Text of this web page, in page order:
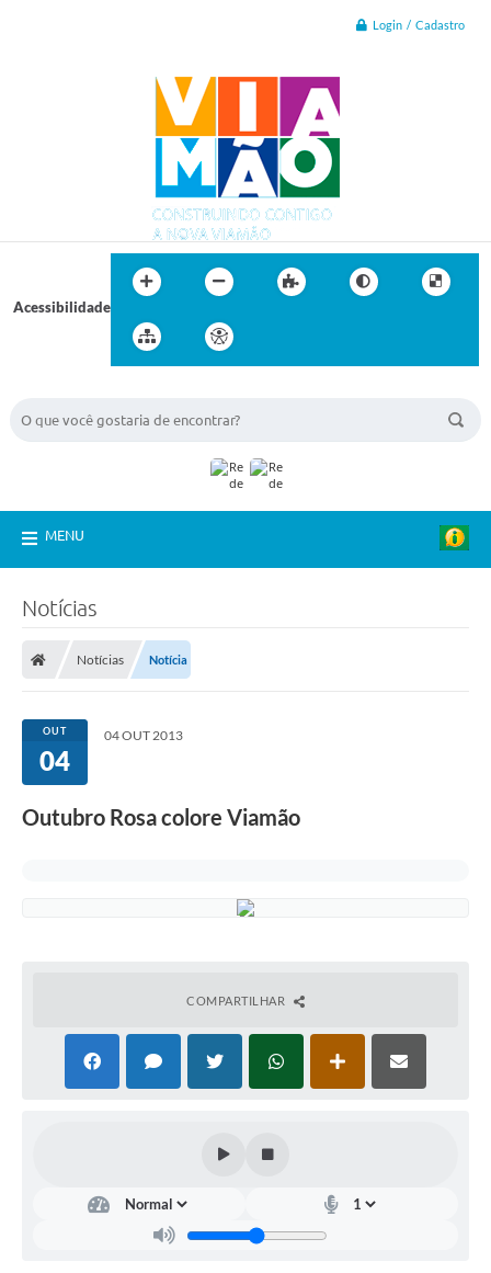
Login / Cadastro
Acessibilidade
MENU
Notícias
Notícias Notícia
OUT
04
04 OUT 2013
Outubro Rosa colore Viamão
COMPARTILHAR